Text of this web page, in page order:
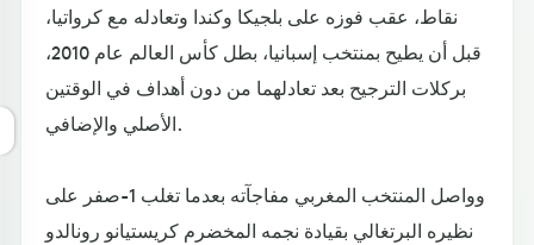
نقاط، عقب فوزه على بلجيكا وكندا وتعادله مع كرواتيا،
قبل أن يطيح بمنتخب إسبانيا، بطل كأس العالم عام 2010،
بركلات الترجيح بعد تعادلهما من دون أهداف في الوقتين
الأصلي والإضافي.
وواصل المنتخب المغربي مفاجآته بعدما تغلب 1-صفر على
نظيره البرتغالي بقيادة نجمه المخضرم كريستيانو رونالدو